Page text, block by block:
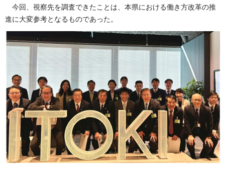
今回、視察先を調査できたことは、本県における働き方改革の推
進に大変参考となるものであった。